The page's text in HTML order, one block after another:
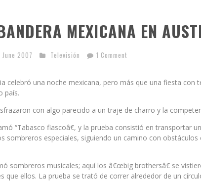
MEXICANA EN
June 2007 Televisión 1 Comment
celebró una noche mexicana, pero más que una fiesta con
país.
con algo parecido a un traje de charro y la
“Tabasco fiascoâ€, y la prueba consistió en transportar
sombreros especiales, siguiendo un camino con
sombreros musicales; aquí los â€œbig brothersâ€ se
que ellos. La prueba se trató de correr alrededor de un